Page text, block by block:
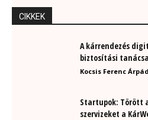
CIKKEK
A kárrendezés
biztosítási
Kocsis Ferenc
Startupok: Törött
szervizeket a